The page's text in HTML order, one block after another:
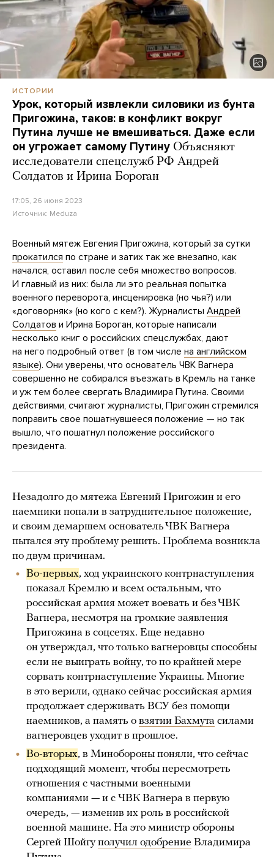
ИСТОРИИ
Урок, который извлекли силовики из бунта
Пригожина, таков: в конфликт вокруг
Путина лучше не вмешиваться. Даже если
он угрожает самому Путину Объясняют
исследователи спецслужб РФ Андрей
Солдатов и Ирина Бороган
17:05, 26 июня 2023
Источник: Meduza
Военный мятеж Евгения Пригожина, который за сутки
прокатился по стране и затих так же внезапно, как
начался, оставил после себя множество вопросов.
И главный из них: была ли это реальная попытка
военного переворота, инсценировка (но чья?) или
«договорняк» (но кого с кем?). Журналисты Андрей
Солдатов и Ирина Бороган, которые написали
несколько книг о российских спецслужбах, дают
на него подробный ответ (в том числе на английском
языке). Они уверены, что основатель ЧВК Вагнера
совершенно не собирался въезжать в Кремль на танке
и уж тем более свергать Владимира Путина. Своими
действиями, считают журналисты, Пригожин стремился
поправить свое пошатнувшееся положение — но так
вышло, что пошатнул положение российского
президента.
Незадолго до мятежа Евгений Пригожин и его
наемники попали в затруднительное положение,
и своим демаршем основатель ЧВК Вагнера
пытался эту проблему решить. Проблема возникла
по двум причинам.
Во-первых, ход украинского контрнаступления
показал Кремлю и всем остальным, что
российская армия может воевать и без ЧВК
Вагнера, несмотря на громкие заявления
Пригожина в соцсетях. Еще недавно
он утверждал, что только вагнеровцы способны
если не выиграть войну, то по крайней мере
сорвать контрнаступление Украины. Многие
в это верили, однако сейчас российская армия
продолжает сдерживать ВСУ без помощи
наемников, а память о взятии Бахмута силами
вагнеровцев уходит в прошлое.
Во-вторых, в Минобороны поняли, что сейчас
подходящий момент, чтобы пересмотреть
отношения с частными военными
компаниями — и с ЧВК Вагнера в первую
очередь, — изменив их роль в российской
военной машине. На это министр обороны
Сергей Шойгуполучил одобрение Владимира